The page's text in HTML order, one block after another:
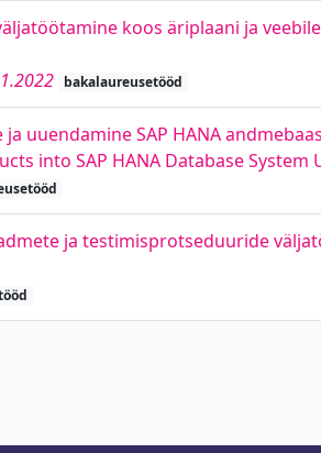
koos äriplaani ja
bakalaureusetööd
uuendamine SAP HANA
into SAP HANA Database System
ja testimisprotseduuride